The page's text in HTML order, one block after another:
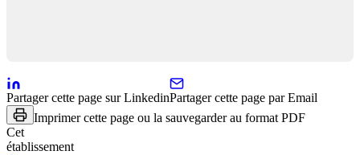
Partager cette page sur LinkedinPartager cette page par Email
Imprimer cette page ou la sauvegarder au format PDF
Cet
établissement